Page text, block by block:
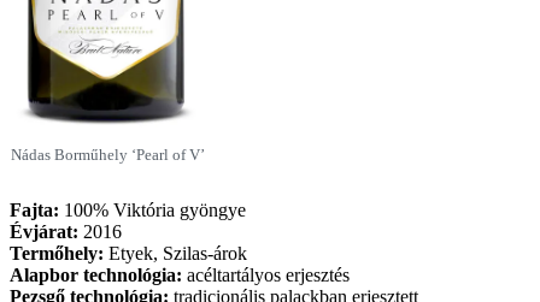
Nádas Borműhely ‘Pearl of V’
Fajta: 100% Viktória gyöngye
Évjárat: 2016
Termőhely: Etyek, Szilas-árok
Alapbor technológia: acéltartályos erjesztés
Pezsgő technológia: tradicionális palackban erjesztett